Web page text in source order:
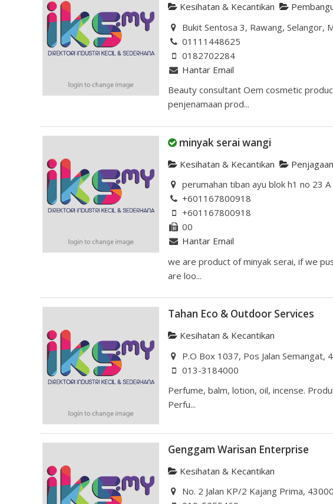
Kesihatan & Kecantikan
Bukit Sentosa 3, Rawang, Selangor,
01111448625
0182702284
Hantar Email
Beauty consultant Oem cosmetic
penjenamaan prod...
minyak serai wangi
Kesihatan & Kecantikan
perumahan tiban ayu blok h1 no 23
+601167800918
+601167800918
00
Hantar Email
we are product of minyak serai, if we
are loo...
Tahan Eco & Outdoor Services
Kesihatan & Kecantikan
P.O Box 1037, Pos Jalan Semangat,
013-3184000
Perfume, balm, lotion, oil, incense.
Perfu...
Genggam Warisan Enterprise
Kesihatan & Kecantikan
No. 2 Jalan KP/2 Kajang Prima,